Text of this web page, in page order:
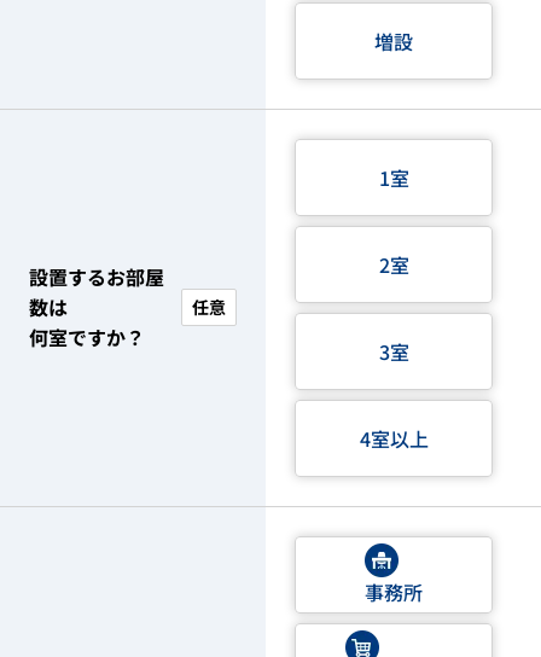
増設
設置するお部屋
数は
何室ですか？
任意
1室
2室
3室
4室以上
事務所